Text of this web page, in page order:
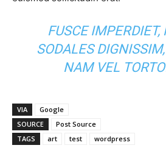
FUSCE IMPERDIET,
SODALES
NAM VEL
VIA
Google
SOURCE
Post Source
TAGS
art test wordpress